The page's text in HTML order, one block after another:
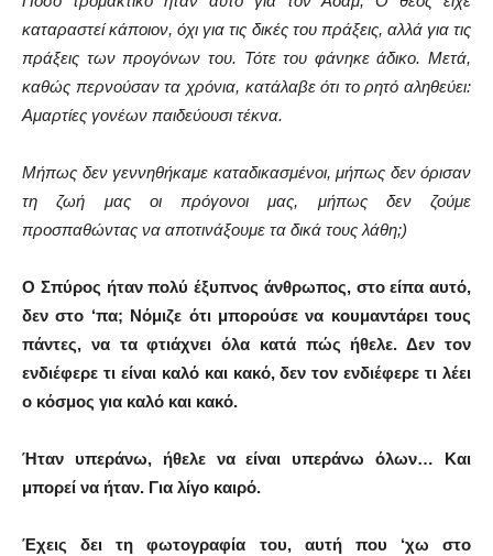
καταραστεί κάποιον, όχι για τις δικές του πράξεις, αλλά για τις
πράξεις των προγόνων του. Τότε του φάνηκε άδικο. Μετά,
καθώς περνούσαν τα χρόνια, κατάλαβε ότι το ρητό αληθεύει:
Αμαρτίες γονέων παιδεύουσι τέκνα.
Μήπως δεν γεννηθήκαμε καταδικασμένοι, μήπως δεν όρισαν
τη ζωή μας οι πρόγονοι μας, μήπως δεν ζούμε
προσπαθώντας να αποτινάξουμε τα δικά τους λάθη;)
Ο Σπύρος ήταν πολύ έξυπνος άνθρωπος, στο είπα αυτό,
δεν στο ‘πα; Νόμιζε ότι μπορούσε να κουμαντάρει τους
πάντες, να τα φτιάχνει όλα κατά πώς ήθελε. Δεν τον
ενδιέφερε τι είναι καλό και κακό, δεν τον ενδιέφερε τι λέει
ο κόσμος για καλό και κακό.
Ήταν υπεράνω, ήθελε να είναι υπεράνω όλων… Και
μπορεί να ήταν. Για λίγο καιρό.
Έχεις δει τη φωτογραφία του, αυτή που ‘χω στο